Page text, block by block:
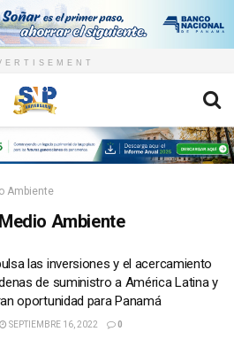
Ambiente
Ambiente
las inversiones y el acercamiento
de suministro a América Latina y
oportunidad para Panamá
SEPTIEMBRE 16, 2022 0